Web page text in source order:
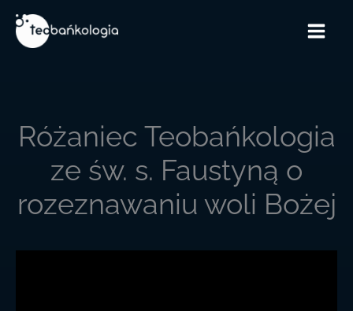
do
treści
Różaniec Teobańkologia
ze św. s. Faustyną o
rozeznawaniu woli Bożej